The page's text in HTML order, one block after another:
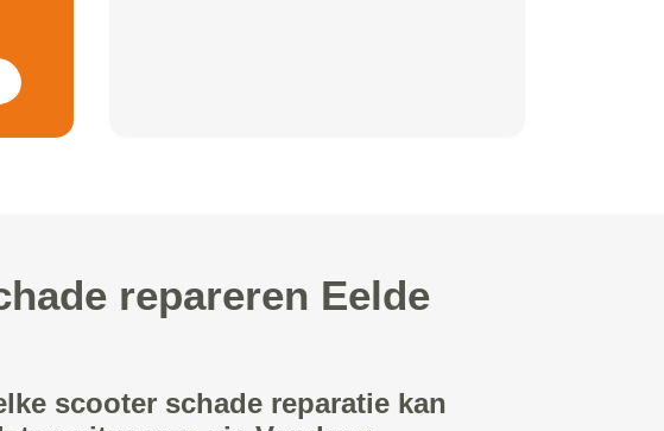
repareren Eelde
scooter schade reparatie kan